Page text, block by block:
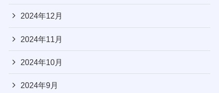
2024年12月
2024年11月
2024年10月
2024年9月